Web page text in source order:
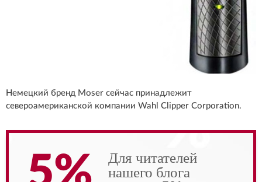
Немецкий бренд Moser сейчас принадлежит
североамериканской компании Wahl Clipper Corporation.
Для читателей
нашего блога